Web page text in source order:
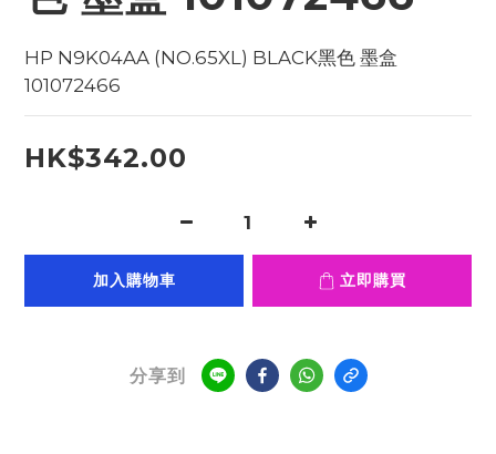
HP N9K04AA (NO.65XL) BLACK黑色 墨盒
101072466
HK$342.00
加入購物車 立即購買
分享到